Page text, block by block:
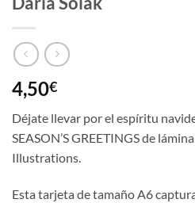
4,50€
Déjate llevar por el espíritu
SEASON’S GREETINGS de
Illustrations.
Esta tarjeta de tamaño A6